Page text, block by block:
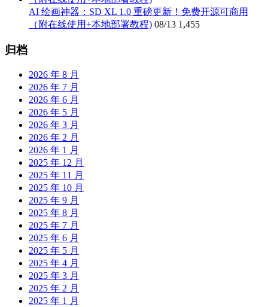
AI 绘画神器：SD XL 1.0 重磅更新！免费开源可商用
（附在线使用+本地部署教程) 08/13 1,455
归档
2026 年 8 月
2026 年 7 月
2026 年 6 月
2026 年 5 月
2026 年 3 月
2026 年 2 月
2026 年 1 月
2025 年 12 月
2025 年 11 月
2025 年 10 月
2025 年 9 月
2025 年 8 月
2025 年 7 月
2025 年 6 月
2025 年 5 月
2025 年 4 月
2025 年 3 月
2025 年 2 月
2025 年 1 月